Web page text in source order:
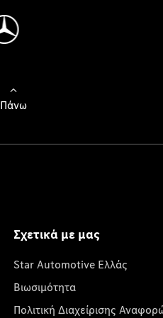
Πάνω
Σχετικά με μας
Star Automotive Ελλάς
Βιωσιμότητα
Πολιτική Διαχείρισης